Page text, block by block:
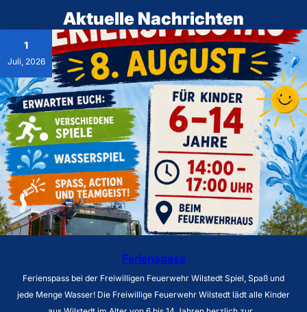
Aktuelle Nachrichten
1
Juli, 2026
Ferienspass
Ferienspass bei der Freiwilligen Feuerwehr Wilstedt Spiel, Spaß und
jede Menge Wasser! Die Freiwillige Feuerwehr Wilstedt lädt alle Kinder